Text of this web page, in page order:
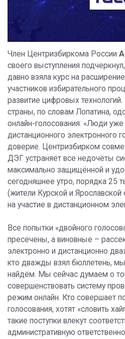
Член Центризбиркома России
своего выступления
давно взяла курс на
участников избирательного
развитие цифровых
страны, по словам Лопатина,
онлайн-голосования: «Люди
дистанционного электронного
доверие. Центризбирком
ДЭГ устраняет все недочёты
максимально защищённой и
сегодняшнее утро, порядка 25
(жители Курской и Ярославской
на участие в дистанционном
Все попытки «двойного
пресечены, а виновные –
электронно и дистанционно
кто дважды взял бюллетень,
найдём. Мы сейчас думаем о
совершенствовать систему
режим онлайн. Кто совершает
голосования, хотят «словить
такие поступки влекут
административную